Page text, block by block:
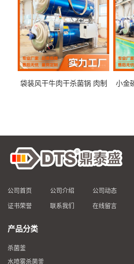
袋装风干牛肉干杀菌锅 肉制
小金
公司首页 公司介绍 公司动态
证书荣誉 联系我们 在线留言
产品分类
杀菌釜
水喷雾杀菌釜